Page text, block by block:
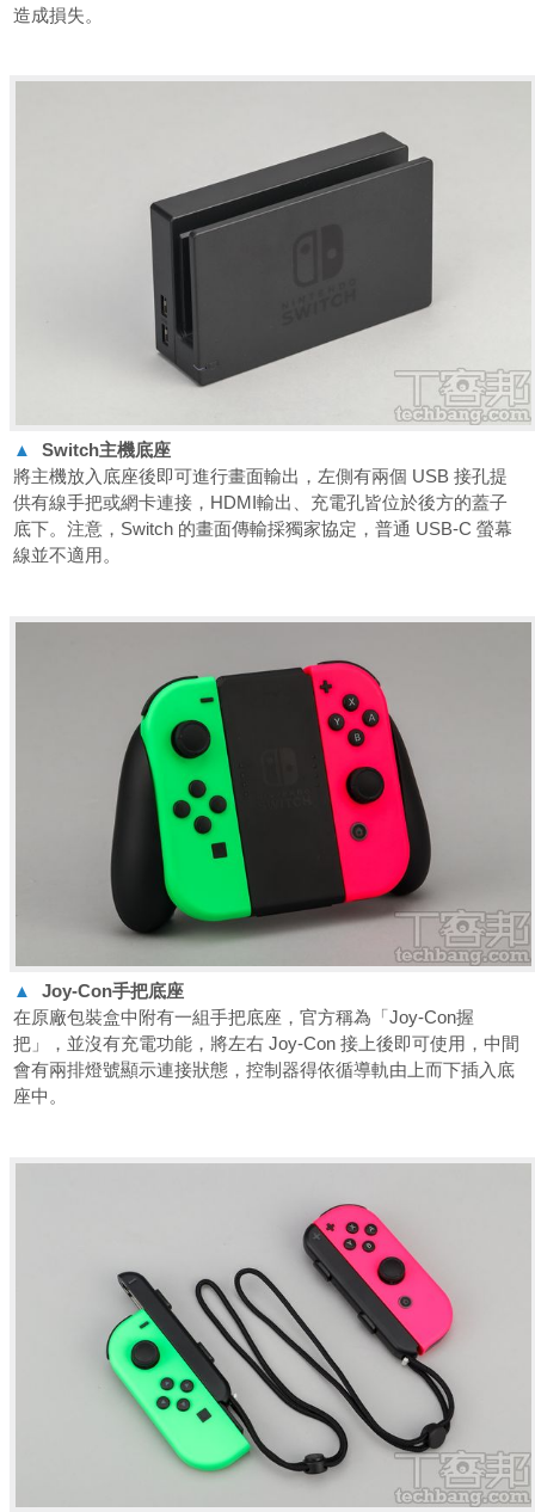
造成損失。
▲ Switch主機底座
將主機放入底座後即可進行畫面輸出，左側有兩個 USB 接孔提
供有線手把或網卡連接，HDMI輸出、充電孔皆位於後方的蓋子
底下。注意，Switch 的畫面傳輸採獨家協定，普通 USB-C 螢幕
線並不適用。
▲ Joy-Con手把底座
在原廠包裝盒中附有一組手把底座，官方稱為「Joy-Con握
把」，並沒有充電功能，將左右 Joy-Con 接上後即可使用，中間
會有兩排燈號顯示連接狀態，控制器得依循導軌由上而下插入底
座中。